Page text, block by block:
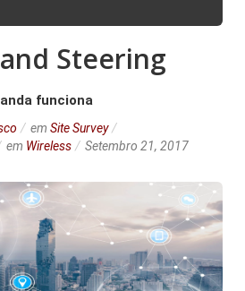
Steering
funciona
em Site Survey
em Wireless Setembro 21, 2017